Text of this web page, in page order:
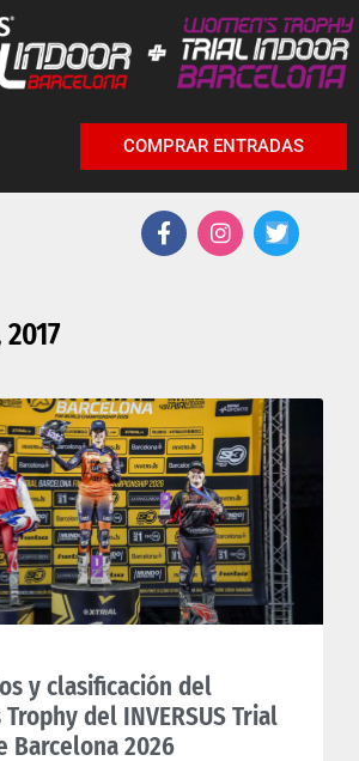
COMPRAR ENTRADAS
y clasificación del
Trophy del INVERSUS Trial
Barcelona 2026